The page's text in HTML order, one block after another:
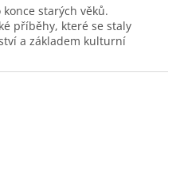
starých věků.
příběhy, které se staly
a základem kulturní